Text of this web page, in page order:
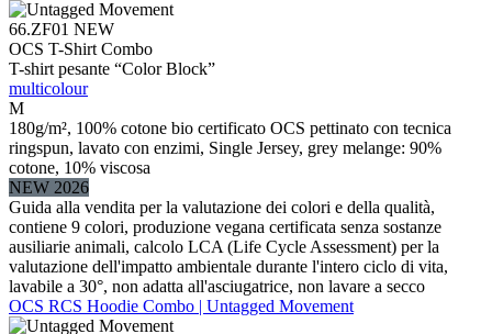
66.ZF01 NEW
OCS T-Shirt Combo
T-shirt pesante “Color Block”
multicolour
M
180g/m², 100% cotone bio certificato OCS pettinato con tecnica
ringspun, lavato con enzimi, Single Jersey, grey melange: 90%
cotone, 10% viscosa
NEW 2026
Guida alla vendita per la valutazione dei colori e della qualità,
contiene 9 colori, produzione vegana certificata senza sostanze
ausiliarie animali, calcolo LCA (Life Cycle Assessment) per la
valutazione dell'impatto ambientale durante l'intero ciclo di vita,
lavabile a 30°, non adatta all'asciugatrice, non lavare a secco
OCS RCS Hoodie Combo | Untagged Movement